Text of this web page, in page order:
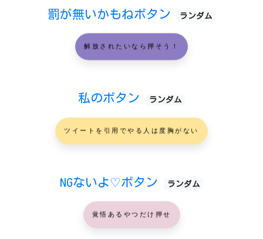
罰が無いかもねボタン ランダム
解放されたいなら押そう！
私のボタン ランダム
ツイートを引用でやる人は度胸がない
NGないよ♡ボタン ランダム
覚悟あるやつだけ押せ